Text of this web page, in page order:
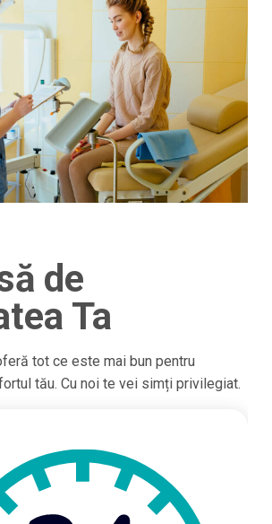
de
Ta
tot ce este mai bun pentru
tău. Cu noi te vei simți privilegiat.